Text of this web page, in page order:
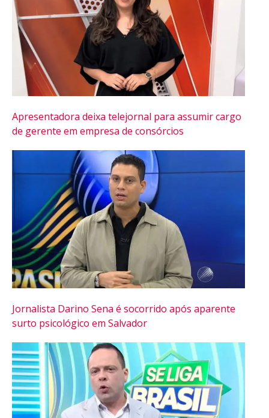
Apresentadora deixa telejornal para assumir cargo
de gerente em empresa de consórcios
Jornalista Darino Sena é socorrido após aparente
surto psicológico em Salvador